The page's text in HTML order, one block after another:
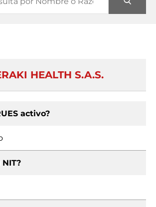
HEALTH S.A.S.
activo?